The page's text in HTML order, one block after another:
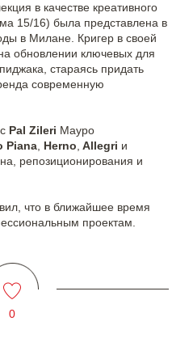
в качестве креативного
15/16) была представлена в
в Милане. Кригер в своей
обновлении ключевых для
стараясь придать
современную
Pal Zileri Мауро
Piana, Herno, Allegri и
репозиционирования и
что в ближайшее время
проектам.
0